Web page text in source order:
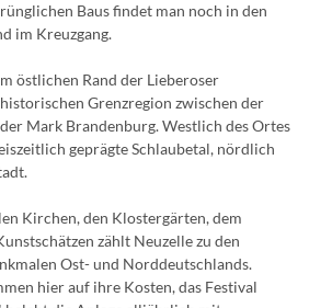
Baus findet man noch in den
im Kreuzgang.
östlichen Rand der Lieberoser
Grenzregion zwischen der
Mark Brandenburg. Westlich des Ortes
geprägte Schlaubetal, nördlich
Kirchen, den Klostergärten, dem
zählt Neuzelle zu den
Ost- und Norddeutschlands.
hier auf ihre Kosten, das Festival